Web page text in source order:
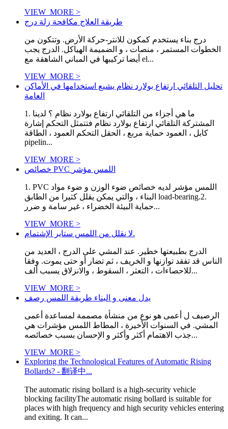
VIEW_MORE >
طريقة العلاج مكافحة زلة درج
درج بناء يستخدم كمكون للانتر-حركة الأرض. وتتكون من
الخطوات المستمر ، منصات ، و الضميمة الهياكل. الدرج يجب
أيضا تركيبها في المباني الشاهقة مع el...
VIEW_MORE >
تحليل التلقائي ارتفاع بولارد نظام يشيع استخدامها في الأماكن
العامة
1. ما هي أجزاء من التلقائي ارتفاع بولارد نظام ؟ لدينا
المشتركة التلقائي ارتفاع بولارد نظام فتتمثل التحكم إشارة
كابل ، العمود حماية مربع ، الحقل التحكم العمود ، الطاقة
pipelin...
VIEW_MORE >
خصائص PVC اللمس مؤشر
1. PVC اللمس مؤشر لديه خصائص ضوء الوزن و ضوء مواد
البناء ، والتي يمكن يقلل كثيرا من الطابق load-bearing.2.
حماية البيئة الخضراء ، غير سامة و ضرر...
VIEW_MORE >
لا نقلل من اللمس ستاير الإشتمام.
الدرج بطبيعتها خطير. عند المشي على الدرج ، العديد من
الناس قد تفقد توازنها و الخريف ، ثم تضار أو حتى يموت. وفقا
للاحصاءات ، التعثر ، السقوط ، والانزلاق يسبب ألف...
VIEW_MORE >
يدل معنى و البناء طريقة اللمس رصف
الرصيف ل أعمى هو نوع من منشأة مصممة لمساعدة أعمى
المشي. في السنوات الأخيرة ، المطاط اللمس مؤشرات هي
جذب الاهتمام أكثر وأكثر و الإحسان بسبب خصائصه...
VIEW_MORE >
Exploring the Technological Features of Automatic Rising
Bollards? - 翻译中...
The automatic rising bollard is a high-security vehicle
blocking facilityThe automatic rising bollard is suitable for
places with high frequency and high security vehicles entering
and exiting. It can...